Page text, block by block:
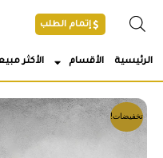
إتمام الطلب
الرئيسية الأقسام الأكثر
تخفيضات!